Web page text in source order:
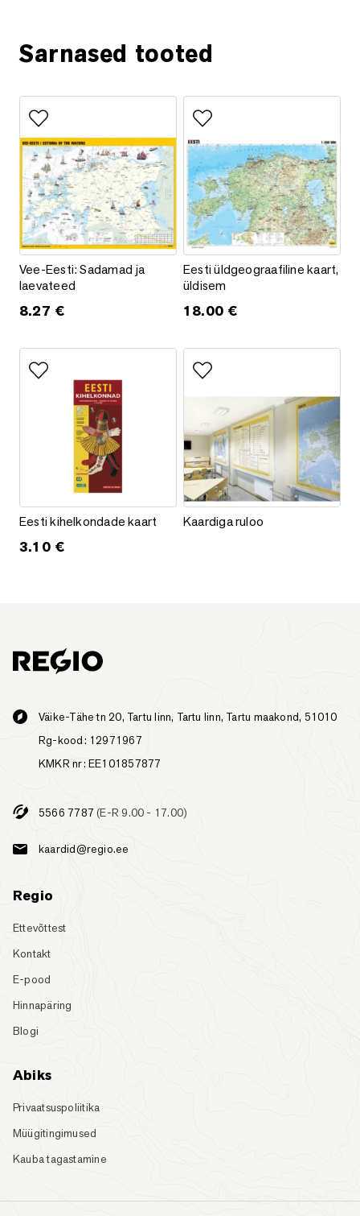
Sarnased tooted
Lisa lemmikutesse
Vee-Eesti: Sadamad ja laevateed
Vee-Eesti: Sadamad ja
laevateed
8.27 €
Lisa lemmikutesse
Eesti üldgeograafiline kaart,
Eesti üldgeograafiline kaart,
üldisem
18.00 €
Lisa lemmikutesse
Eesti kihelkondade kaart
Eesti kihelkondade kaart
3.10 €
Kaardiga ruloo
Kaardiga ruloo
Väike-Tähe tn 20, Tartu linn, Tartu linn, Tartu maakond, 51010
Rg-kood: 12971967
KMKR nr: EE101857877
5566 7787 (E-R 9.00 - 17.00)
kaardid@regio.ee
Regio
Ettevõttest
Kontakt
E-pood
Hinnapäring
Blogi
Abiks
Privaatsuspoliitika
Müügitingimused
Kauba tagastamine